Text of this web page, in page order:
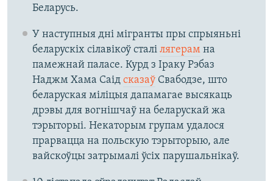
Беларусь.
У наступныя дні мігранты пры спрыяньні
беларускіх сілавікоў сталі лягерамна
памежнай паласе. Курд з Іраку Рэбаз
Наджм Хама Саід сказаўСвабодзе, што
беларуская міліцыя дапамагае высякаць
дрэвы для вогнішчаў на беларускай жа
тэрыторыі. Некаторым групам удалося
прарвацца на польскую тэрыторыю, але
вайскоўцы затрымалі ўсіх парушальнікаў.